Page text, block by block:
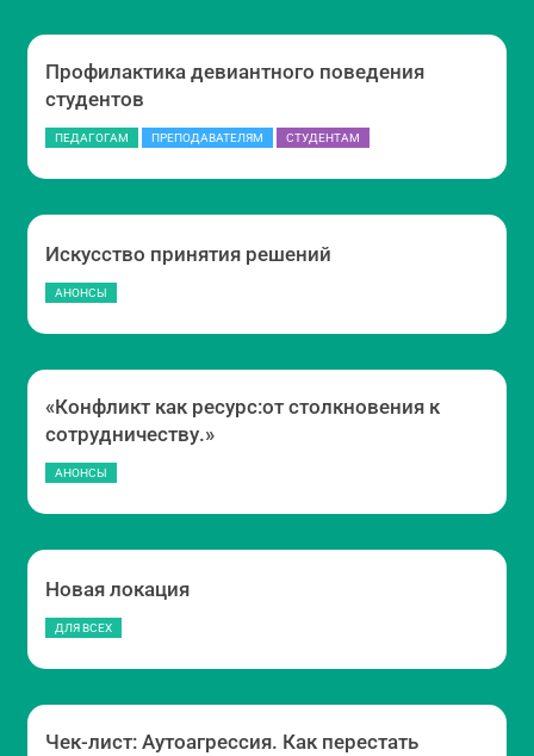
Профилактика девиантного поведения
студентов
ПЕДАГОГАМ ПРЕПОДАВАТЕЛЯМ СТУДЕНТАМ
Искусство принятия решений
АНОНСЫ
«Конфликт как ресурс:от столкновения к
сотрудничеству.»
АНОНСЫ
Новая локация
ДЛЯ ВСЕХ
Чек-лист: Аутоагрессия. Как перестать